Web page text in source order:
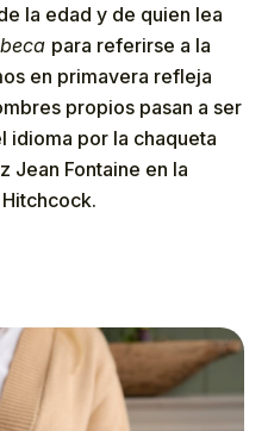
la edad y de quien lea
para referirse a la
en primavera refleja
propios pasan a ser
idioma por la chaqueta
Jean Fontaine en la